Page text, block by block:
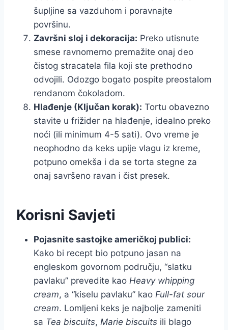
šupljine sa vazduhom i poravnajte
površinu.
Završni sloj i dekoracija: Preko utisnute
smese ravnomerno premažite onaj deo
čistog stracatela fila koji ste prethodno
odvojili. Odozgo bogato pospite preostalom
rendanom čokoladom.
Hlađenje (Ključan korak): Tortu obavezno
stavite u frižider na hlađenje, idealno preko
noći (ili minimum 4-5 sati). Ovo vreme je
neophodno da keks upije vlagu iz kreme,
potpuno omekša i da se torta stegne za
onaj savršeno ravan i čist presek.
Korisni Savjeti
Pojasnite sastojke američkoj publici:
Kako bi recept bio potpuno jasan na
engleskom govornom području, “slatku
pavlaku” prevedite kao Heavy whipping
cream, a “kiselu pavlaku” kao Full-fat sour
cream. Lomljeni keks je najbolje zameniti
sa Tea biscuits, Marie biscuits ili blago